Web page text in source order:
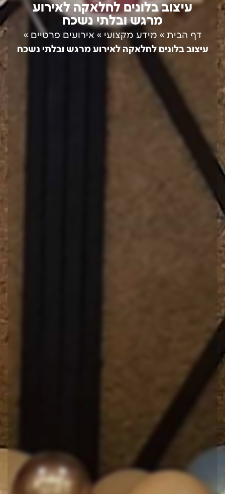
עיצוב בלונים לחלאקה לאירוע
מרגש ובלתי נשכח
דף הבית » מידע מקצועי »אירועים פרטיים »
עיצוב בלונים לחלאקה לאירוע מרגש ובלתי נשכח